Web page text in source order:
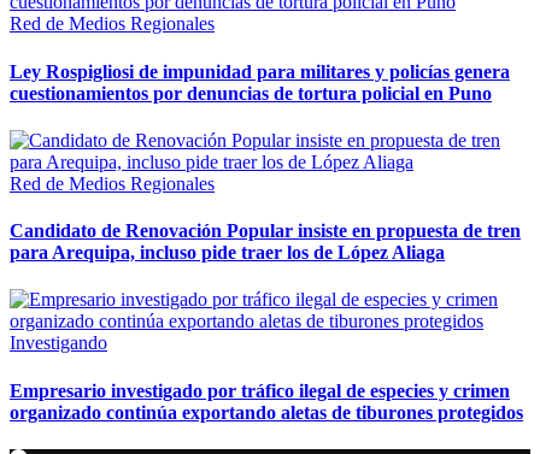
Red de Medios Regionales
Ley Rospigliosi de impunidad para militares y policías genera
cuestionamientos por denuncias de tortura policial en Puno
Red de Medios Regionales
Candidato de Renovación Popular insiste en propuesta de tren
para Arequipa, incluso pide traer los de López Aliaga
Investigando
Empresario investigado por tráfico ilegal de especies y crimen
organizado continúa exportando aletas de tiburones protegidos